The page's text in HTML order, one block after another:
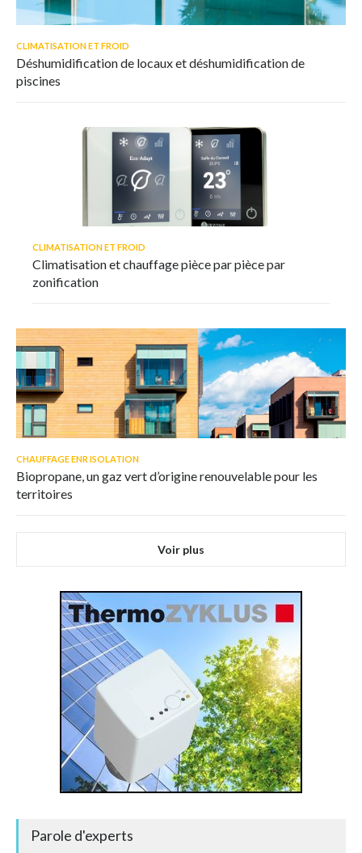
CLIMATISATION ET FROID
Déshumidification de locaux et déshumidification de
piscines
CLIMATISATION ET FROID
Climatisation et chauffage pièce par pièce par
zonification
CHAUFFAGE ENR ISOLATION
Biopropane, un gaz vert d’origine renouvelable pour les
territoires
Voir plus
Parole d'experts